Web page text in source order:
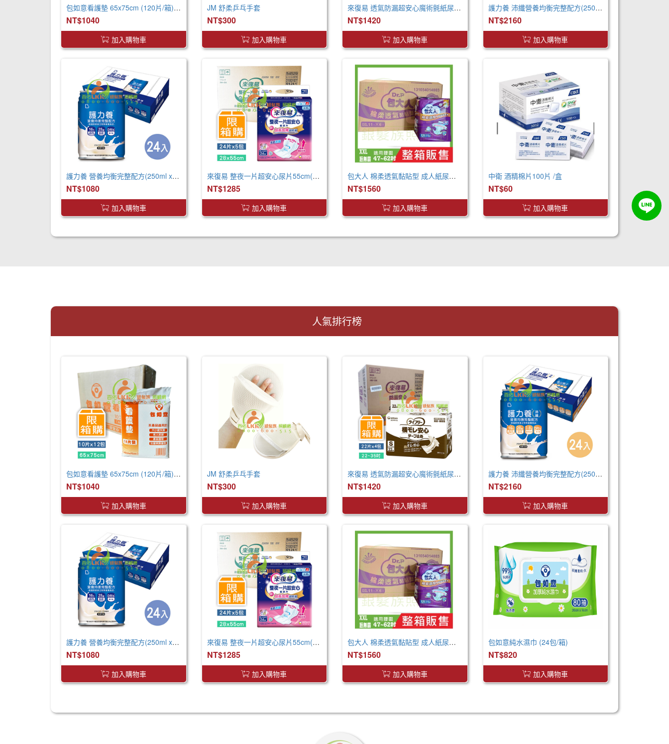
包如意看護墊 65x75cm (120片/箱) 產褥墊 看護墊 寵物墊
NT$1040
加入購物車
JM 舒柔乒乓手套
NT$300
加入購物車
來復易 透氣防漏超安心魔術氈紙尿褲(S)(22片 X 4包)
NT$1420
加入購物車
護力養 沛纖營養均衡完整配方(250ml x24罐 x2箱)
NT$2160
加入購物車
護力養 營養均衡完整配方(250ml x24罐 x2箱)
NT$1080
加入購物車
來復易 整夜一片超安心尿片55cm(24片*5包/箱) 取代原先臀部加寬尿片
NT$1285
加入購物車
包大人 棉柔透氣黏貼型 成人紙尿褲 XXL 箱購 巨無霸尺寸
NT$1560
加入購物車
中衛 酒精棉片100片 /盒
NT$60
加入購物車
人氣排行榜
包如意看護墊 65x75cm (120片/箱) 產褥墊 看護墊 寵物墊
NT$1040
加入購物車
JM 舒柔乒乓手套
NT$300
加入購物車
來復易 透氣防漏超安心魔術氈紙尿褲(S)(22片 X 4包)
NT$1420
加入購物車
護力養 沛纖營養均衡完整配方(250ml x24罐 x2箱)
NT$2160
加入購物車
護力養 營養均衡完整配方(250ml x24罐 x2箱)
NT$1080
加入購物車
來復易 整夜一片超安心尿片55cm(24片*5包/箱) 取代原先臀部加寬尿片
NT$1285
加入購物車
包大人 棉柔透氣黏貼型 成人紙尿褲 XXL 箱購 巨無霸尺寸
NT$1560
加入購物車
包如意純水濕巾 (24包/箱)
NT$820
加入購物車